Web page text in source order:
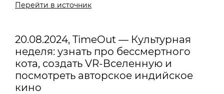
Перейти в источник
20.08.2024, TimeOut — Культурная
неделя: узнать про бессмертного
кота, создать VR-Вселенную и
посмотреть авторское индийское
кино